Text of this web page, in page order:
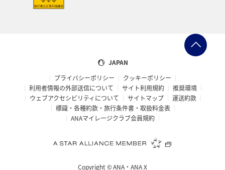
JAPAN
プライバシーポリシー
クッキーポリシー
利用者情報の外部送信について
サイト利用規約
推奨環境
ウェブアクセシビリティについて
サイトマップ
運送約款
標識・各種約款・旅行条件書・取扱料金表
ANAマイレージクラブ会員規約
Copyright ©ANA・ANA X